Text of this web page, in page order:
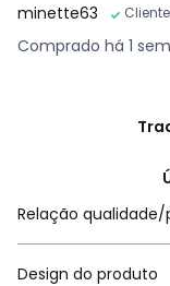
minette63
Comprado há 1
Relação
Design do produto